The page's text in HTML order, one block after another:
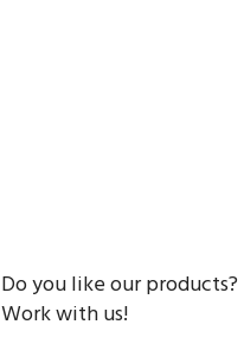
Do you like our products?
Work with us!